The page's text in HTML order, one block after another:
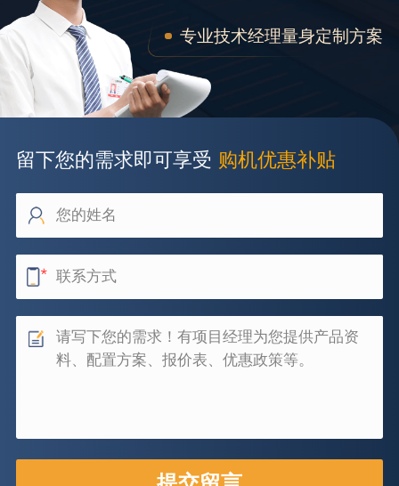
专业技术经理量身定制方案
留下您的需求即可享受 购机优惠补贴